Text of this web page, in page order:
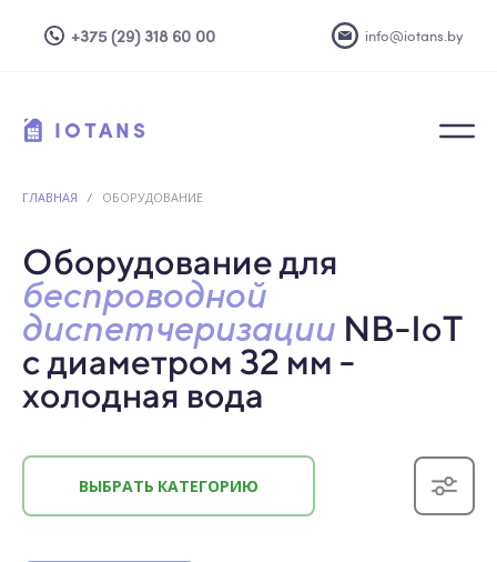
+375 (29) 318 60 00 info@iotans.by
IOTANS
ГЛАВНАЯ / ОБОРУДОВАНИЕ
Оборудование для
беспроводной
диспетчеризации NB-IoT
с диаметром 32 мм -
холодная вода
ВЫБРАТЬ КАТЕГОРИЮ